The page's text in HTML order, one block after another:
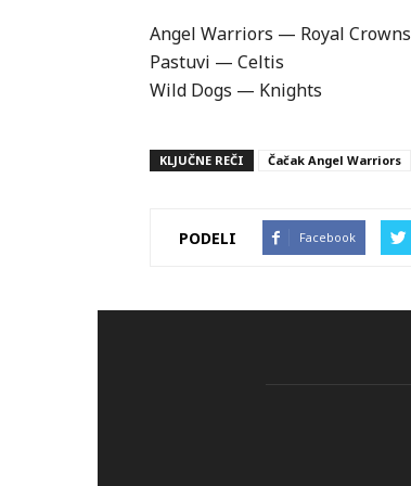
Angel Warriors — Royal Crowns
Pastuvi — Celtis
Wild Dogs — Knights
KLJUČNE REČI Čačak Angel Warriors
PODELI Facebook